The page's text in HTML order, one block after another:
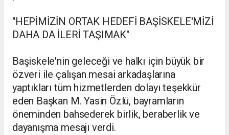
"HEPİMİZİN ORTAK HEDEFİ BAŞİSKELE'MİZİ
DAHA DA İLERİ TAŞIMAK"
Başiskele'nin geleceği ve halkı için büyük bir
özveri ile çalışan mesai arkadaşlarına
yaptıkları tüm hizmetlerden dolayı teşekkür
eden Başkan M. Yasin Özlü, bayramların
öneminden bahsederek birlik, beraberlik ve
dayanışma mesajı verdi.